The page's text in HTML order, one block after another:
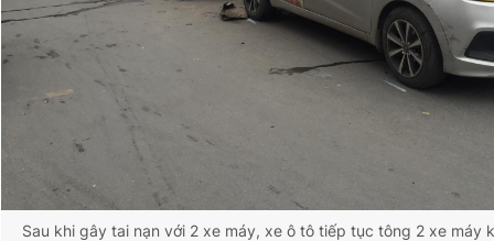
Sau khi gây tai nạn với 2 xe máy, xe ô tô tiếp tục tông 2 xe máy